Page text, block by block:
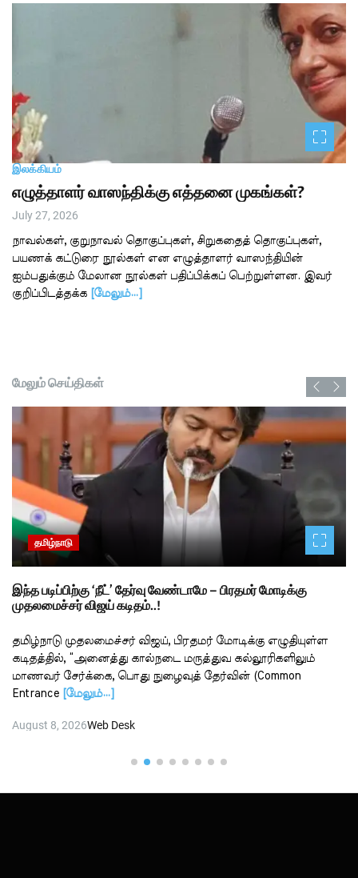
இலக்கியம்
எழுத்தாளர் வாஸந்திக்கு எத்தனை முகங்கள்?
July 27, 2026
நாவல்கள், குறுநாவல் தொகுப்புகள், சிறுகதைத் தொகுப்புகள்,
பயணக் கட்டுரை நூல்கள் என எழுத்தாளர் வாஸந்தியின்
ஐம்பதுக்கும் மேலான நூல்கள் பதிப்பிக்கப் பெற்றுள்ளன. இவர்
குறிப்பிடத்தக்க [மேலும்…]
மேலும் செய்திகள்
தமிழ்நாடு
இந்த படிப்பிற்கு ‘நீட்’ தேர்வு வேண்டாமே – பிரதமர் மோடிக்கு
முதலமைச்சர் விஜய் கடிதம்..!
தமிழ்நாடு முதலமைச்சர் விஜய், பிரதமர் மோடிக்கு எழுதியுள்ள
கடிதத்தில், “அனைத்து கால்நடை மருத்துவ கல்லூரிகளிலும்
மாணவர் சேர்க்கை, பொது நுழைவுத் தேர்வின் (Common
Entrance [மேலும்…]
August 8, 2026Web Desk